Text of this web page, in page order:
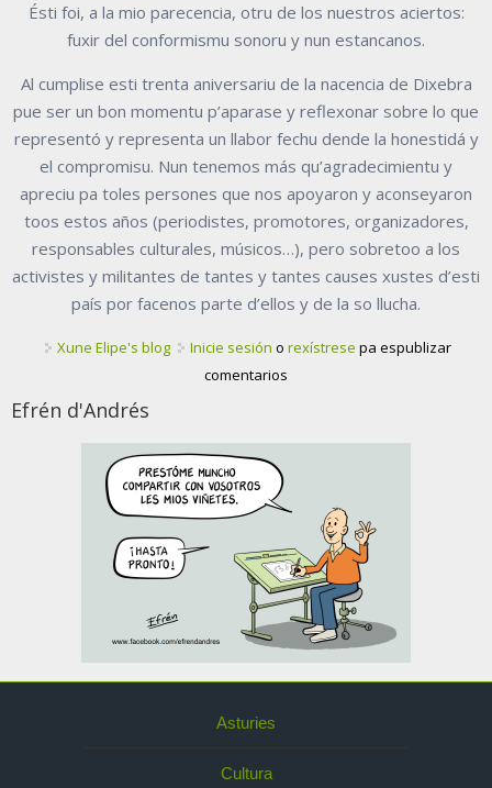
Ésti foi, a la mio parecencia, otru de los nuestros aciertos:
fuxir del conformismu sonoru y nun estancanos.
Al cumplise esti trenta aniversariu de la nacencia de Dixebra
pue ser un bon momentu p’aparase y reflexonar sobre lo que
representó y representa un llabor fechu dende la honestidá y
el compromisu. Nun tenemos más qu’agradecimientu y
apreciu pa toles persones que nos apoyaron y aconseyaron
toos estos años (periodistes, promotores, organizadores,
responsables culturales, músicos…), pero sobretoo a los
activistes y militantes de tantes y tantes causes xustes d’esti
país por facenos parte d’ellos y de la so llucha.
Xune Elipe's blog Inicie sesión o rexístrese pa espublizar
comentarios
Efrén d'Andrés
Asturies
Cultura